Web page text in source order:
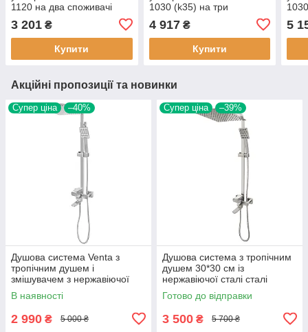
1120 на два споживачі
Nickel
3 201 ₴
Купити
1030 (k35) на три
LDNEX1030NKS49189
Nickel
4 917₴
Купити
5
Акційні пропозиції та новинки
Супер ціна –40%
Душова система Venta з
тропічним душем і
змішувачем з нержавіючої
сталі SUS304 квадратна NKS
35
В наявності
2 990 ₴ 5 000 ₴
Супер ціна –39%
Душова система з тропічним
душем 30*30 см із
нержавіючої сталі сталі
квадратна матова Venta 6016
Готово до відправки
3 500 ₴ 5 700 ₴